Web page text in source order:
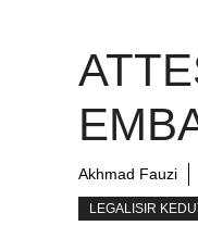
Akhmad Fauzi
LEGALISIR